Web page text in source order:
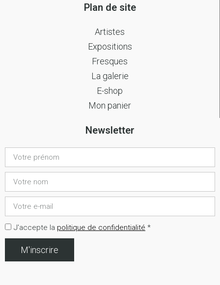
Plan de site
Artistes
Expositions
Fresques
La galerie
E-shop
Mon panier
Newsletter
J'accepte la politique de confidentialité *
M'inscrire